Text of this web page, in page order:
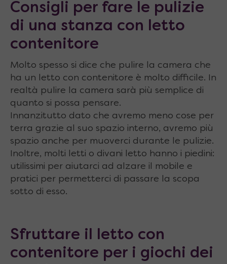
Consigli per fare le pulizie
di una stanza con letto
contenitore
Molto spesso si dice che pulire la camera che
ha un letto con contenitore è molto difficile. In
realtà pulire la camera sarà più semplice di
quanto si possa pensare.
Innanzitutto dato che avremo meno cose per
terra grazie al suo spazio interno, avremo più
spazio anche per muoverci durante le pulizie.
Inoltre, molti letti o divani letto hanno i piedini:
utilissimi per aiutarci ad alzare il mobile e
pratici per permetterci di passare la scopa
sotto di esso.
Sfruttare il letto con
contenitore per i giochi dei